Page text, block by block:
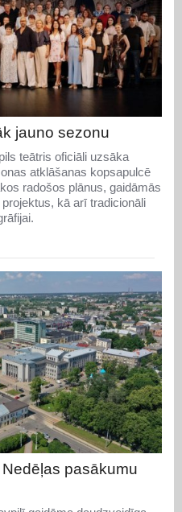
jauno sezonu
teātris oficiāli uzsāka
atklāšanas kopsapulcē
radošos plānus, gaidāmās
kā arī tradicionāli
pasākumu